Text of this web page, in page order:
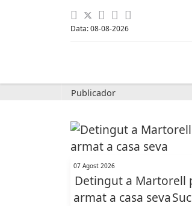
Data: 08-08-2026
Publicador
07 Agost 2026
Detingut a Martorell
armat a casa seva